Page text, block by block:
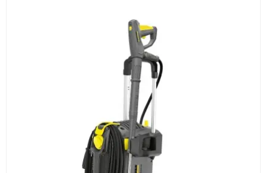
Документы
счёт, договор, накладные и сопроводительные
материалы
Как оформить заказ